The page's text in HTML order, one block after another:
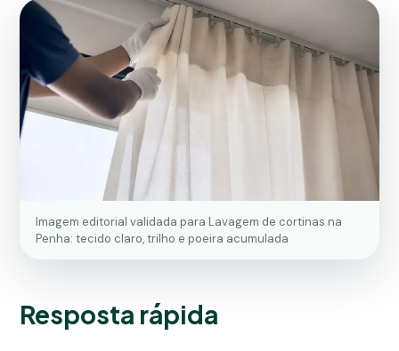
Imagem editorial validada para Lavagem de cortinas na
Penha: tecido claro, trilho e poeira acumulada
Resposta rápida